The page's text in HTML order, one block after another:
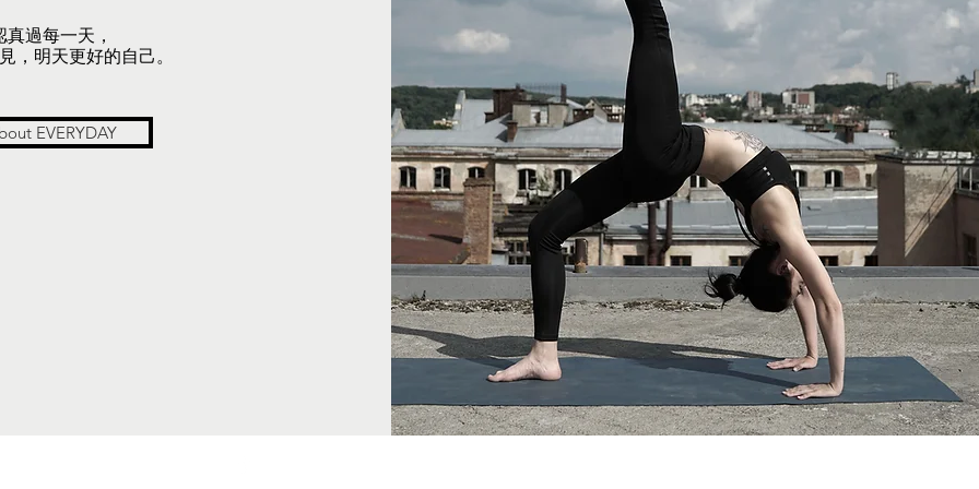
真過每一天，
，明天更好的自己。
EVERYDAY